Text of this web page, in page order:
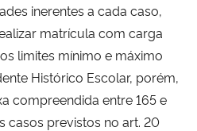
inerentes a cada caso,
matrícula com carga
limites mínimo e máximo
Histórico Escolar, porém,
compreendida entre 165 e
casos previstos no art. 20